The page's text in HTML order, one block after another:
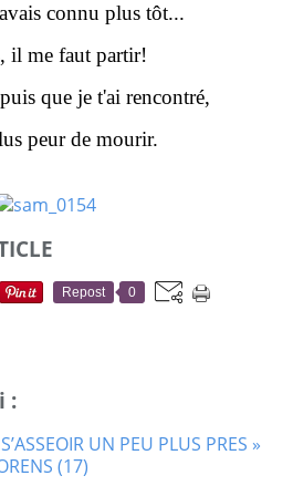
connu plus tôt...
il me faut partir!
que je t'ai rencontré,
peur de mourir.
Repost 0
: